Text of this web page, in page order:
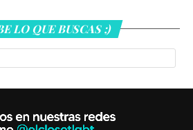
LO QUE BUSCAS ;)